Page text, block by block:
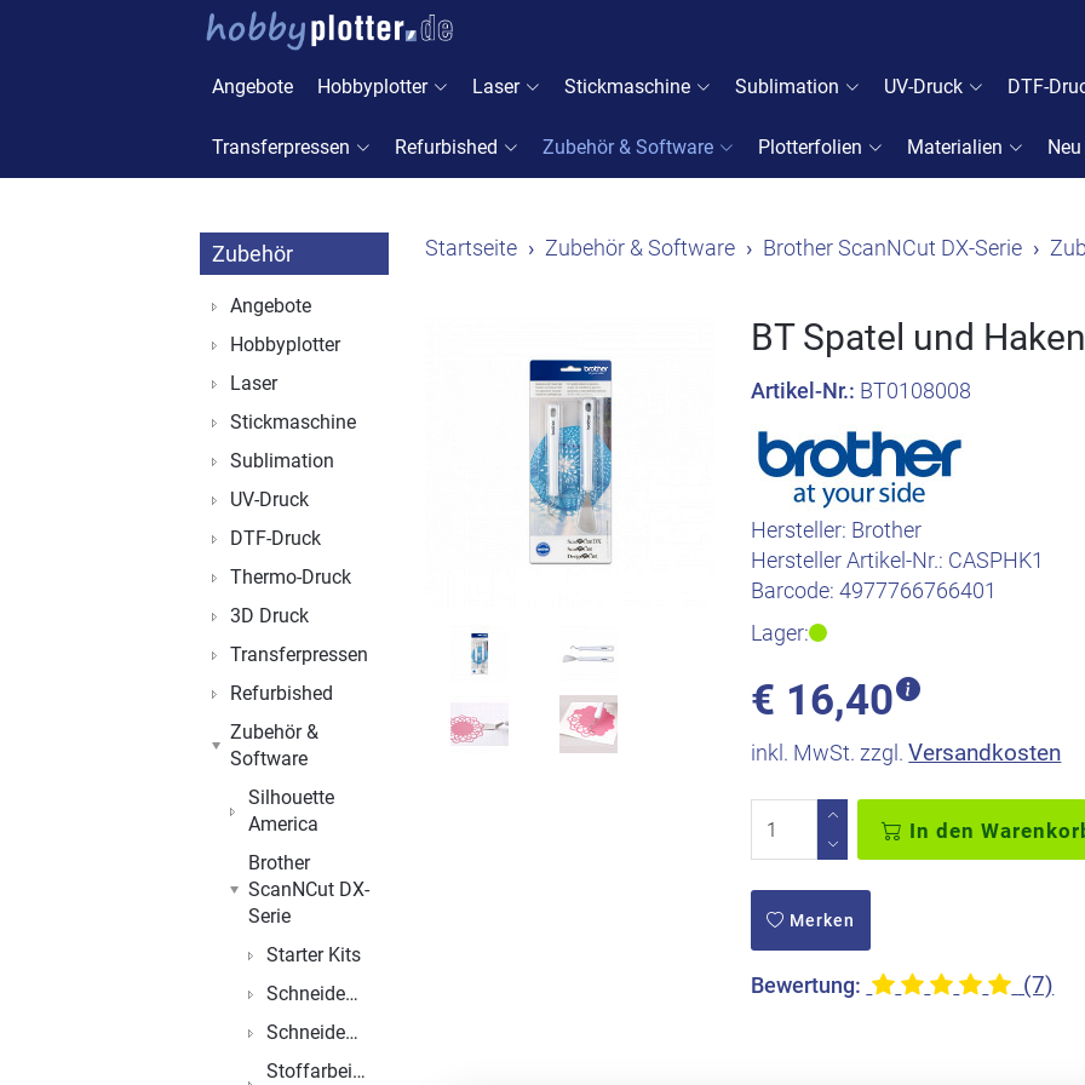
Angebote Hobbyplotter Laser Stickmaschine Sublimation UV-Druck DTF-
Transferpressen Refurbished Zubehör & Software Plotterfolien Materialien Neu
Startseite Zubehör & Software Brother ScanNCut DX-Serie
BT Spatel und
Artikel-Nr.: BT0108008
Hersteller: Brother
Hersteller Artikel-Nr.: CASPHK1
Barcode:4977766766401
Lager:
€ 16,40
inkl. MwSt. zzgl.Versandkosten
In den
Merken
Bewertung: (7)
Zubehör
Angebote
Hobbyplotter
Laser
Stickmaschine
Sublimation
UV-Druck
DTF-Druck
Thermo-Druck
3D Druck
Transferpressen
Refurbished
Zubehör &
Software
Silhouette
America
Brother
ScanNCut DX-
Serie
Starter Kits
Schneidemesser
Schneidematten
Stoffarbeiten